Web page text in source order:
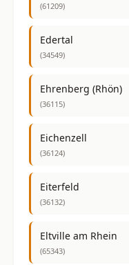
(61209)
Edertal
(34549)
Ehrenberg (Rhön)
(36115)
Eichenzell
(36124)
Eiterfeld
(36132)
Eltville am Rhein
(65343)